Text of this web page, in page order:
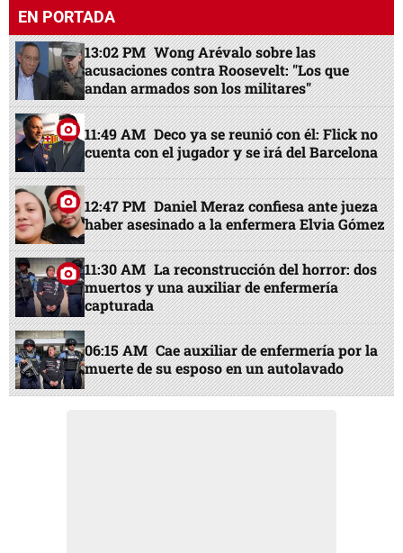
EN PORTADA
13:02 PM Wong Arévalo sobre las
acusaciones contra Roosevelt: "Los que
andan armados son los militares"
11:49 AM Deco ya se reunió con él: Flick no
cuenta con el jugador y se irá del Barcelona
12:47 PM Daniel Meraz confiesa ante jueza
haber asesinado a la enfermera Elvia Gómez
11:30 AM La reconstrucción del horror: dos
muertos y una auxiliar de enfermería
capturada
06:15 AM Cae auxiliar de enfermería por la
muerte de su esposo en un autolavado